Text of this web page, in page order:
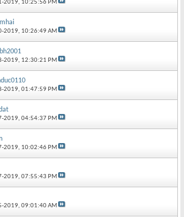
2019, 10:25:56 PM
2019, 10:26:49 AM
2019, 12:30:21 PM
2019,01:47:59 PM
2019,04:54:37 PM
2019, 10:02:46 PM
2019,07:55:43 PM
2019,09:01:40 AM